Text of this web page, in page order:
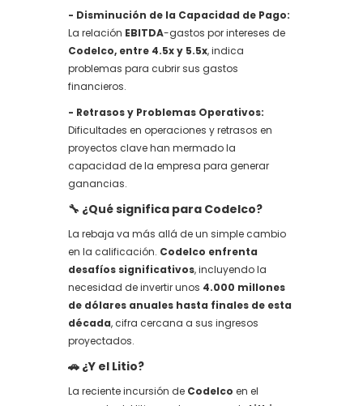
- Disminución de la Capacidad de Pago:
La relación EBITDA-gastos por intereses de
Codelco, entre 4.5x y 5.5x, indica
problemas para cubrir sus gastos
financieros.
- Retrasos y Problemas Operativos:
Dificultades en operaciones y retrasos en
proyectos clave han mermado la
capacidad de la empresa para generar
ganancias.
🔧 ¿Qué significa para Codelco?
La rebaja va más allá de un simple cambio
en la calificación. Codelco enfrenta
desafíos significativos, incluyendo la
necesidad de invertir unos 4.000 millones
de dólares anuales hasta finales de esta
década, cifra cercana a sus ingresos
proyectados.
🚗 ¿Y el Litio?
La reciente incursión de Codelco en el